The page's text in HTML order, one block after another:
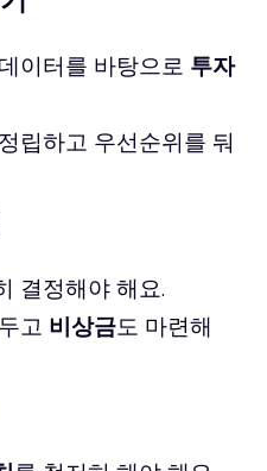
이터를 바탕으로 투자
립하고 우선순위를 둬
결정해야 해요.
고 비상금도 마련해